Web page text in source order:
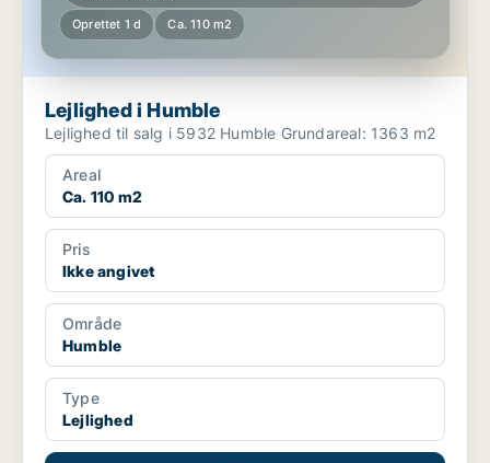
Oprettet 1 d Ca. 110 m2
Lejlighed i Humble
Lejlighed til salg i 5932 Humble Grundareal: 1363 m2
Areal
Ca. 110 m2
Pris
Ikke angivet
Område
Humble
Type
Lejlighed